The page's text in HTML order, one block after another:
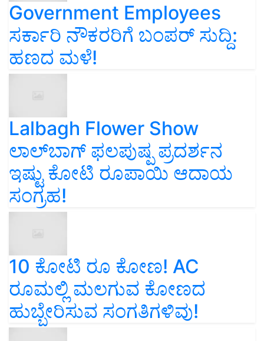
Government Employees
ಸರ್ಕಾರಿ ನೌಕರರಿಗೆ ಬಂಪರ್‌ ಸುದ್ದಿ:
ಹಣದ ಮಳೆ!
Lalbagh Flower Show
ಲಾಲ್‌ಬಾಗ್ ಫಲಪುಷ್ಪ ಪ್ರದರ್ಶನ
ಇಷ್ಟು ಕೋಟಿ ರೂಪಾಯಿ ಆದಾಯ
ಸಂಗ್ರಹ!
10 ಕೋಟಿ ರೂ ಕೋಣ! AC
ರೂಮಲ್ಲಿ ಮಲಗುವ ಕೋಣದ
ಹುಬ್ಬೇರಿಸುವ ಸಂಗತಿಗಳಿವು!